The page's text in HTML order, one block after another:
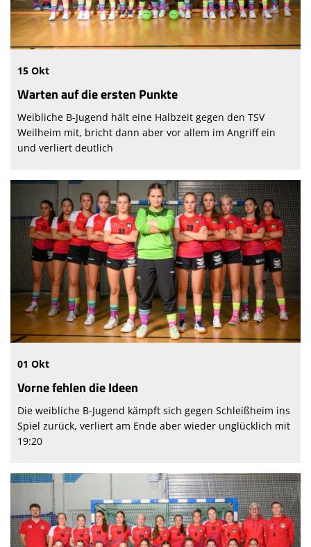
15 Okt
Warten auf die ersten Punkte
Weibliche B-Jugend hält eine Halbzeit gegen den TSV
Weilheim mit, bricht dann aber vor allem im Angriff ein
und verliert deutlich
01 Okt
Vorne fehlen die Ideen
Die weibliche B-Jugend kämpft sich gegen Schleißheim ins
Spiel zurück, verliert am Ende aber wieder unglücklich mit
19:20